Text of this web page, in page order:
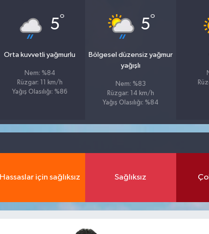
5°
Orta kuvvetli yağmurlu
Nem: %84
Rüzgar: 11 km/h
Yağış Olasılığı: %86
5°
Bölgesel düzensiz yağmur
yağışlı
Nem: %83
Rüzgar: 14 km/h
Yağış Olasılığı: %84
Hassaslar için sağlıksız Sağlıksız